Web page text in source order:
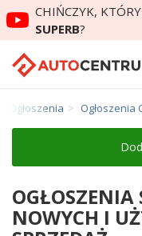
CHIŃCZYK, KTÓRY
SUPERB?
Ogłoszenia Ogłoszenia
NOWYCH I